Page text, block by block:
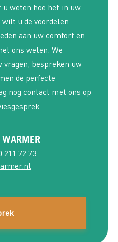
weten hoe het in uw
u de voordelen
aan uw comfort en
ons weten. We
vragen, bespreken uw
de perfecte
nog contact met ons op
211 72 73